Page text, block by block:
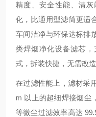
精度、安全性能、清
化，比通用型滤筒更适
车间洁净与环保达标排
类焊烟净化设备滤芯
式，拆装快捷，无需改造
在过滤性能上，滤材采
m 以上的超细焊接烟尘
等微尘过滤效率高达